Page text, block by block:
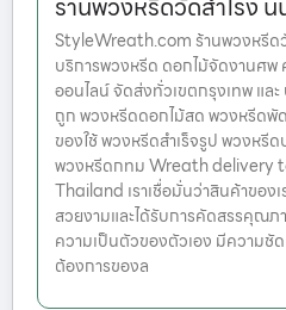
ร้านพวงหรีดวัดสำโรง
StyleWreath.com ร้านพวงหรีด
บริการพวงหรีด ดอกไม้จัดงานศพ
ออนไลน์ จัดส่งทั่วเขตกรุงเทพ แล
ถูก พวงหรีดดอกไม้สด พวงหรีดพั
ของใช้ พวงหรีดสำเร็จรูป พวงห
พวงหรีดกทม Wreath delivery
Thailand เราเชื่อมั่นว่าสินค้าของ
สวยงามและได้รับการคัดสรรคุณ
ความเป็นตัวของตัวเอง มีความชั
ต้องการของล